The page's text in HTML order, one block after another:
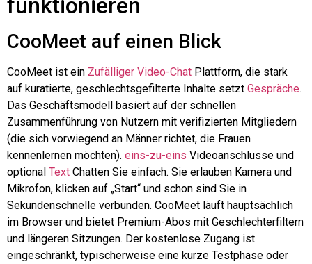
funktionieren
CooMeet auf einen Blick
CooMeet ist ein Zufälliger Video-Chat Plattform, die stark
auf kuratierte, geschlechtsgefilterte Inhalte setzt Gespräche.
Das Geschäftsmodell basiert auf der schnellen
Zusammenführung von Nutzern mit verifizierten Mitgliedern
(die sich vorwiegend an Männer richtet, die Frauen
kennenlernen möchten). eins-zu-eins Videoanschlüsse und
optional Text Chatten Sie einfach. Sie erlauben Kamera und
Mikrofon, klicken auf „Start“ und schon sind Sie in
Sekundenschnelle verbunden. CooMeet läuft hauptsächlich
im Browser und bietet Premium-Abos mit Geschlechterfiltern
und längeren Sitzungen. Der kostenlose Zugang ist
eingeschränkt, typischerweise eine kurze Testphase oder